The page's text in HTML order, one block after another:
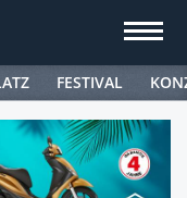
FESTIVAL